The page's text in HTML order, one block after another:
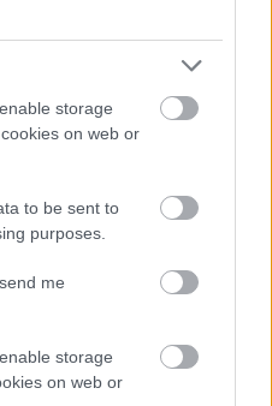
storage
on web or
to be sent to
purposes.
me
storage
on web or
a könnyeim a